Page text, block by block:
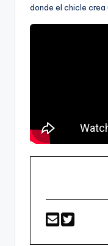
donde el chicle crea